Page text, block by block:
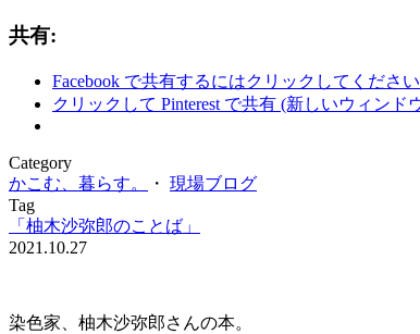
共有:
Facebook で共有するにはクリックしてくださ
クリックして Pinterest で共有 (新しいウィンド
Category
かこむ、暮らす。
・ 現場ブログ
Tag
「柚木沙弥郎のことば」
2021.10.27
染色家、柚木沙弥郎さんの本。